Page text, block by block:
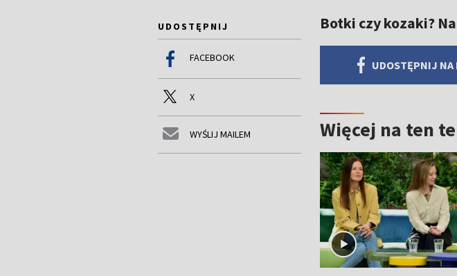
UDOSTĘPNIJ
FACEBOOK
X
WYŚLIJ MAILEM
Botki czy kozaki?
UDOSTĘPNIJ NA
Więcej na ten